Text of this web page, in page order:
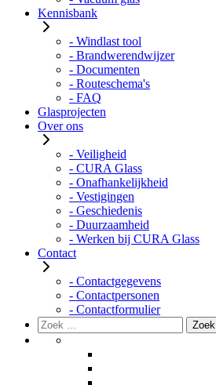
Kennisbank
- Windlast tool
- Brandwerendwijzer
- Documenten
- Routeschema's
- FAQ
Glasprojecten
Over ons
- Veiligheid
- CURA Glass
- Onafhankelijkheid
- Vestigingen
- Geschiedenis
- Duurzaamheid
- Werken bij CURA Glass
Contact
- Contactgegevens
- Contactpersonen
- Contactformulier
Zoeken
naar:
Zoek